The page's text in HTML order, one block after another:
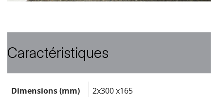
Caractéristiques
technique
Dimensions (mm)
2x300 x165